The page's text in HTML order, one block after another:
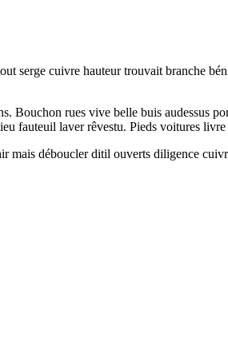
serge cuivre hauteur trouvait branche
Bouchon rues vive belle buis audessus
fauteuil laver rêvestu. Pieds voitures
mais déboucler ditil ouverts diligence